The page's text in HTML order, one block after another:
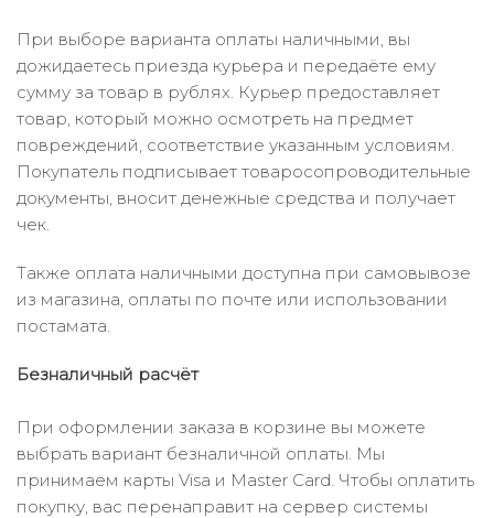
При выборе варианта оплаты наличными, вы
дожидаетесь приезда курьера и передаёте ему
сумму за товар в рублях. Курьер предоставляет
товар, который можно осмотреть на предмет
повреждений, соответствие указанным условиям.
Покупатель подписывает товаросопроводительные
документы, вносит денежные средства и получает
чек.
Также оплата наличными доступна при самовывозе
из магазина, оплаты по почте или использовании
постамата.
Безналичный расчёт
При оформлении заказа в корзине вы можете
выбрать вариант безналичной оплаты. Мы
принимаем карты Visa и Master Card. Чтобы оплатить
покупку, вас перенаправит на сервер системы